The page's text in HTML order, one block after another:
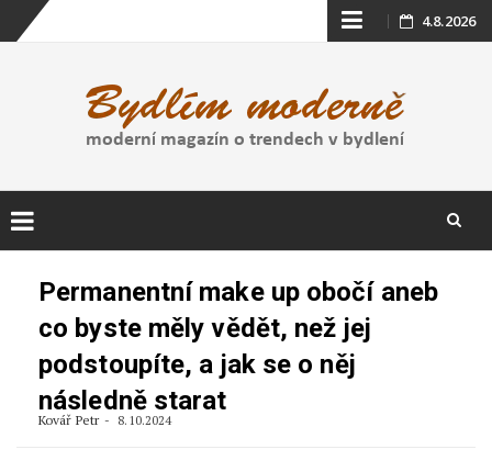
Skip
content
4.8.2026
Permanentní make up obočí aneb
co byste měly vědět, než jej
podstoupíte, a jak se o něj
následně starat
Kovář Petr 8.10.2024